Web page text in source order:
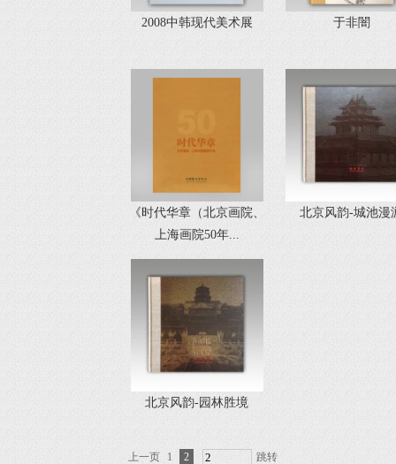
2008中韩现代美术展 于非闇
《时代华章（北京画院、
上海画院50年...
北京风韵-城池漫
北京风韵-园林胜境
上一页 1 2 跳转